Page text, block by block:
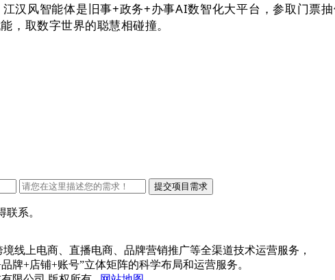
风智能体是旧事+政务+办事AI数智化大平台，参取门票抽
，取数字世界的聪慧相碰撞。
系。
线上电商、直播电商、品牌营销推广等全渠道技术运营服务，
牌+店铺+账号”立体矩阵的科学布局和运营服务。